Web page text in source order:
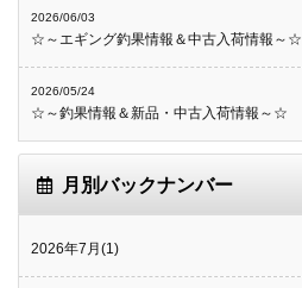
2026/06/03
☆～エギング釣果情報＆中古入荷情報～☆
2026/05/24
☆～釣果情報＆新品・中古入荷情報～☆
月別バックナンバー
2026年7月(1)